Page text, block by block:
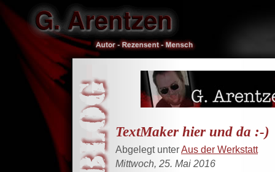
TextMaker hier und da :-)
Abgelegt unterAus der Werkstatt
Mittwoch, 25. Mai 2016